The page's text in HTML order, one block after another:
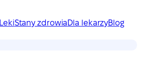
LekiStany zdrowiaDla lekarzyBlog